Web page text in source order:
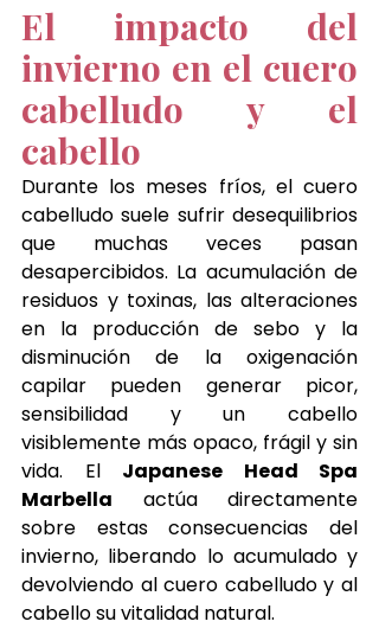
El impacto del
invierno en el cuero
cabelludo y el
cabello
Durante los meses fríos, el cuero
cabelludo suele sufrir desequilibrios
que muchas veces pasan
desapercibidos. La acumulación de
residuos y toxinas, las alteraciones
en la producción de sebo y la
disminución de la oxigenación
capilar pueden generar picor,
sensibilidad y un cabello
visiblemente más opaco, frágil y sin
vida. El
Marbella actúa directamente
sobre estas consecuencias del
invierno, liberando lo acumulado y
devolviendo al cuero cabelludo y al
cabello su vitalidad natural.